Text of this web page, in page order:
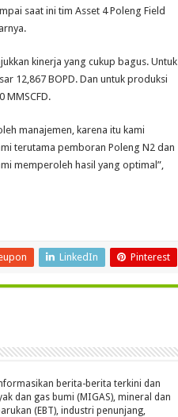
saat ini tim Asset 4 Poleng Field
kinerja yang cukup bagus. Untuk
12,867 BOPD. Dan untuk produksi
MMSCFD.
manajemen, karena itu kami
terutama pemboran Poleng N2 dan
memperoleh hasil yang optimal”,
LinkedIn Pinterest
berita-berita terkini dan
dan gas bumi (MIGAS), mineral dan
(EBT), industri penunjang,